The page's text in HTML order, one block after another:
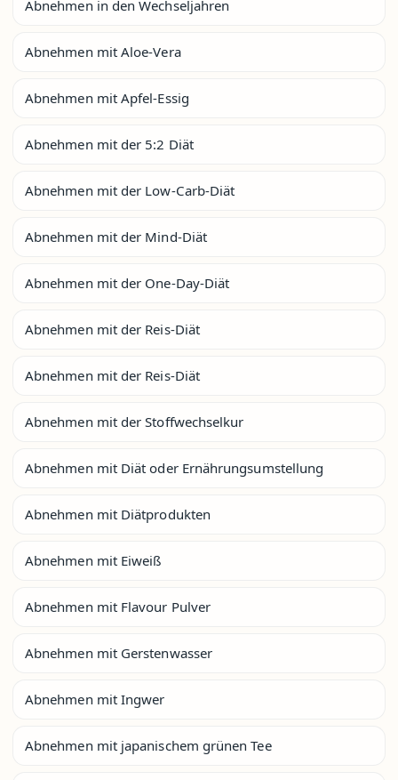
Abnehmen in den Wechseljahren
Abnehmen mit Aloe-Vera
Abnehmen mit Apfel-Essig
Abnehmen mit der 5:2 Diät
Abnehmen mit der Low-Carb-Diät
Abnehmen mit der Mind-Diät
Abnehmen mit der One-Day-Diät
Abnehmen mit der Reis-Diät
Abnehmen mit der Reis-Diät
Abnehmen mit der Stoffwechselkur
Abnehmen mit Diät oder Ernährungsumstellung
Abnehmen mit Diätprodukten
Abnehmen mit Eiweiß
Abnehmen mit Flavour Pulver
Abnehmen mit Gerstenwasser
Abnehmen mit Ingwer
Abnehmen mit japanischem grünen Tee